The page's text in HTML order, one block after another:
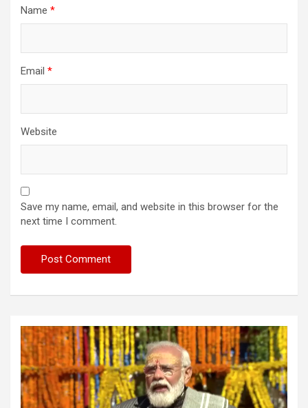
Name *
Email *
Website
Save my name, email, and website in this browser for the
next time I comment.